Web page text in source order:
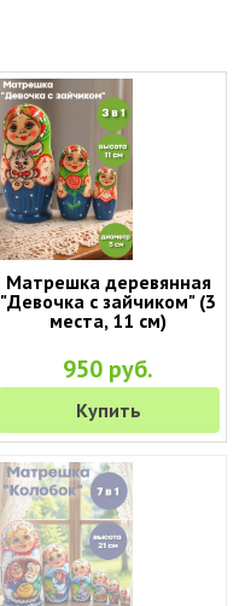
Матрешка деревянная
"Девочка с зайчиком" (3
места, 11 см)
950 руб.
Купить